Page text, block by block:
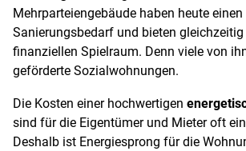
Mehrparteiengebäude haben heute
Sanierungsbedarf und bieten
finanziellen Spielraum. Denn viele von
geförderte Sozialwohnungen.
Die Kosten einer hochwertigen
sind für die Eigentümer und Mieter oft
Deshalb ist Energiesprong für die